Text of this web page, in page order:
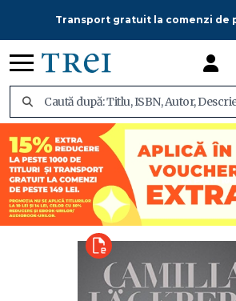
Transport gratuit la comenzi de